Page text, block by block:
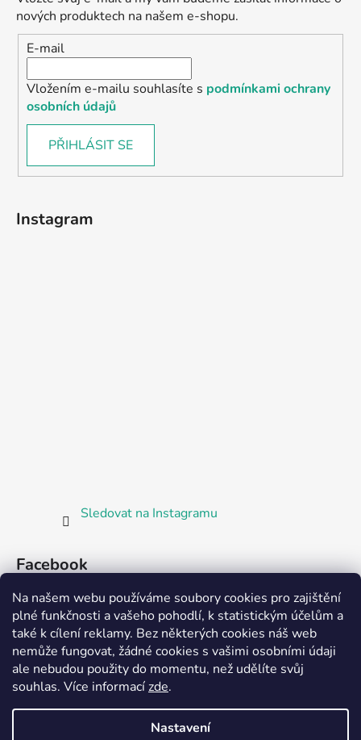
Na našem webu používáme soubory cookies pro zajištění
plné funkčnosti a vašeho pohodlí, k statistickým účelům a
také k cílení reklamy. Bez některých cookies náš web
nemůže fungovat, žádné cookies s vašimi osobními údaji
ale nebudou použity do momentu, než udělíte svůj
souhlas. Více informacízde.
Nastavení
nových produktech na našem e-shopu.
E-mail
Vložením e-mailu souhlasíte s podmínkami ochrany
osobních údajů
PŘIHLÁSIT SE
Instagram
Sledovat na Instagramu
Facebook
Partnerská prodejna Barefoot Plzeň